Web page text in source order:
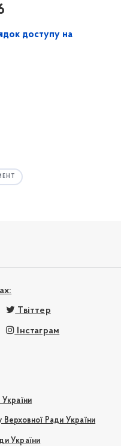
доступу на
Твіттер
Інстаграм
України
Верховної Ради України
України